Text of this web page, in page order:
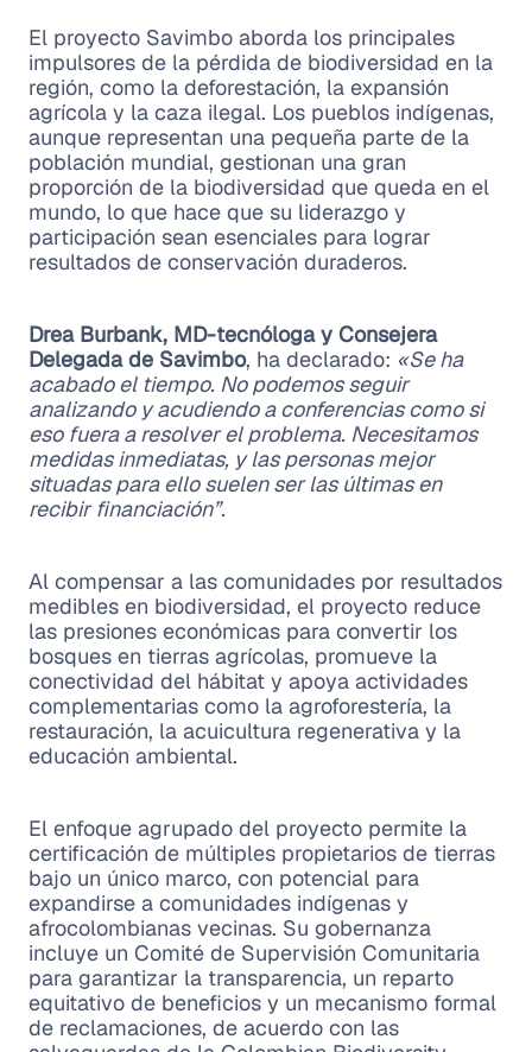
El proyecto Savimbo aborda los principales
impulsores de la pérdida de biodiversidad en la
región, como la deforestación, la expansión
agrícola y la caza ilegal. Los pueblos indígenas,
aunque representan una pequeña parte de la
población mundial, gestionan una gran
proporción de la biodiversidad que queda en el
mundo, lo que hace que su liderazgo y
participación sean esenciales para lograr
resultados de conservación duraderos.
Drea Burbank, MD-tecnóloga y Consejera
Delegada de Savimbo, ha declarado: «Se ha
acabado el tiempo. No podemos seguir
analizando y acudiendo a conferencias como si
eso fuera a resolver el problema. Necesitamos
medidas inmediatas, y las personas mejor
situadas para ello suelen ser las últimas en
recibir financiación”.
Al compensar a las comunidades por resultados
medibles en biodiversidad, el proyecto reduce
las presiones económicas para convertir los
bosques en tierras agrícolas, promueve la
conectividad del hábitat y apoya actividades
complementarias como la agroforestería, la
restauración, la acuicultura regenerativa y la
educación ambiental.
El enfoque agrupado del proyecto permite la
certificación de múltiples propietarios de tierras
bajo un único marco, con potencial para
expandirse a comunidades indígenas y
afrocolombianas vecinas. Su gobernanza
incluye un Comité de Supervisión Comunitaria
para garantizar la transparencia, un reparto
equitativo de beneficios y un mecanismo formal
de reclamaciones, de acuerdo con las